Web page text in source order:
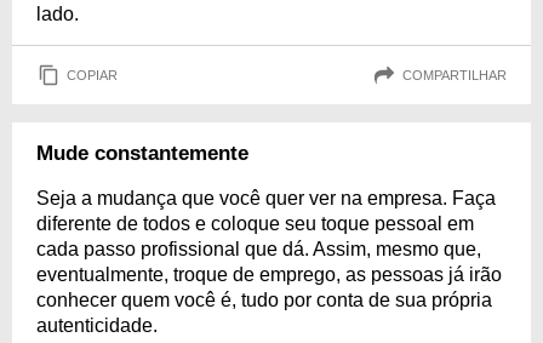
lado.
COPIAR COMPARTILHAR
Mude constantemente
Seja a mudança que você quer ver na empresa. Faça
diferente de todos e coloque seu toque pessoal em
cada passo profissional que dá. Assim, mesmo que,
eventualmente, troque de emprego, as pessoas já irão
conhecer quem você é, tudo por conta de sua própria
autenticidade.